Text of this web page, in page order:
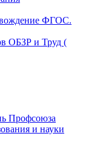
ФГОС.
ОБЗР и Труд (
Профсоюза
и науки